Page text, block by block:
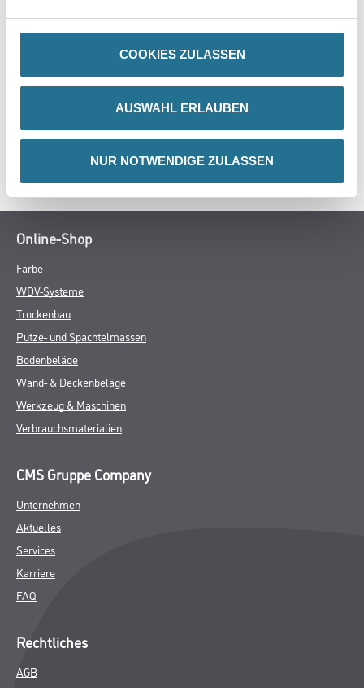
COOKIES ZULASSEN
AUSWAHL ERLAUBEN
NUR NOTWENDIGE ZULASSEN
ZUSATZINFOS
SPEZIFIKATIONEN
Online-Shop
Farbe
WDV-Systeme
Trockenbau
Putze- und Spachtelmassen
Bodenbeläge
Wand- & Deckenbeläge
Werkzeug & Maschinen
Verbrauchsmaterialien
CMS Gruppe Company
Unternehmen
Aktuelles
Services
Karriere
FAQ
Rechtliches
AGB